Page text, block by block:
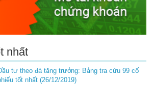
nhất
tư theo đà tăng trưởng: Bảng tra cứu 99 cổ
tốt nhất (26/12/2019)